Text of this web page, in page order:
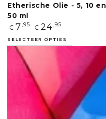
Etherische Olie - 5, 10 en
50 ml
Normale
€ 7,95 € 24,95
SELECTEER OPTIES